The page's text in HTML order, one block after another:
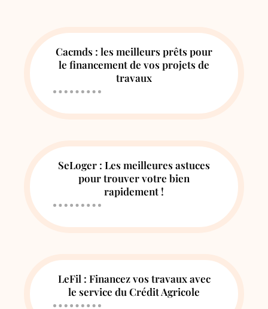
Cacmds : les meilleurs prêts pour
le financement de vos projets de
travaux
SeLoger : Les meilleures astuces
pour trouver votre bien
rapidement !
LeFil : Financez vos travaux avec
le service du Crédit Agricole